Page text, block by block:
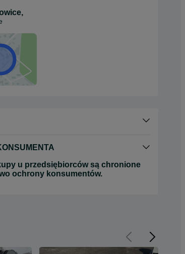
,
u przedsiębiorców są chronione
ochrony konsumentów.